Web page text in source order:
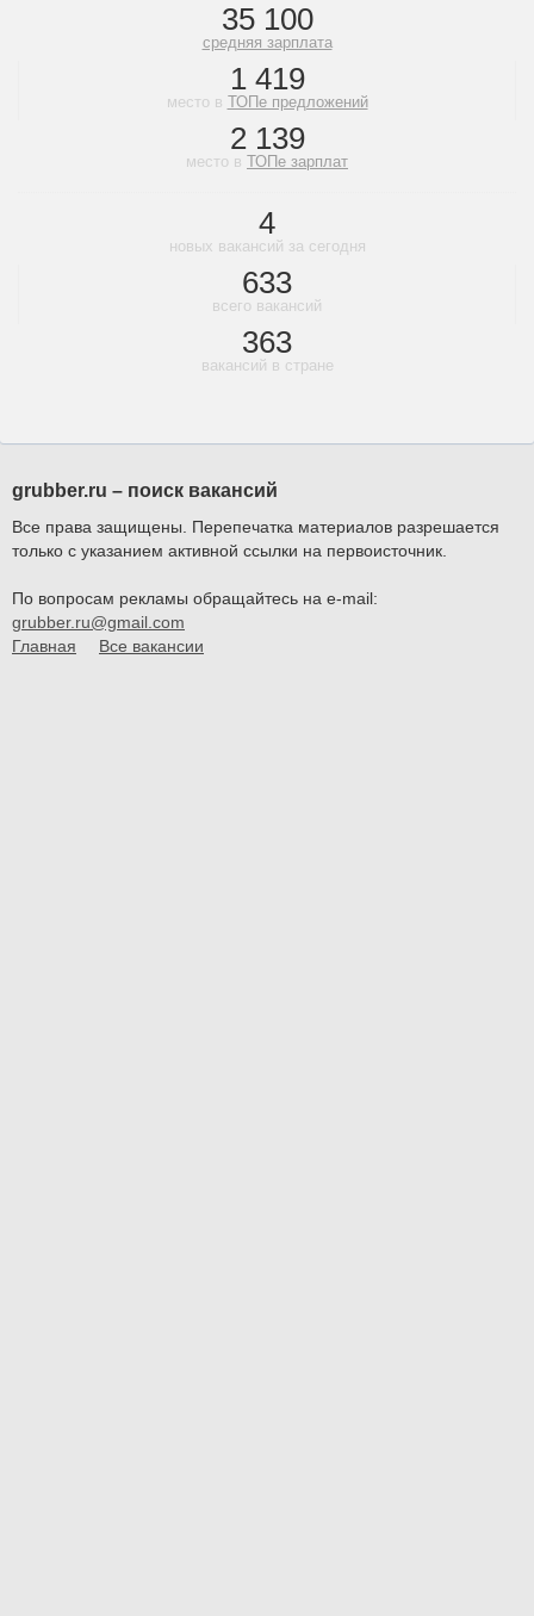
35 100
средняя зарплата
1 419
место в ТОПе предложений
2 139
место в ТОПе зарплат
4
новых вакансий за сегодня
633
всего вакансий
363
вакансий в стране
grubber.ru – поиск вакансий
Все права защищены. Перепечатка материалов разрешается
только с указанием активной ссылки на первоисточник.
По вопросам рекламы обращайтесь на e-mail:
grubber.ru@gmail.com
Главная
Все вакансии